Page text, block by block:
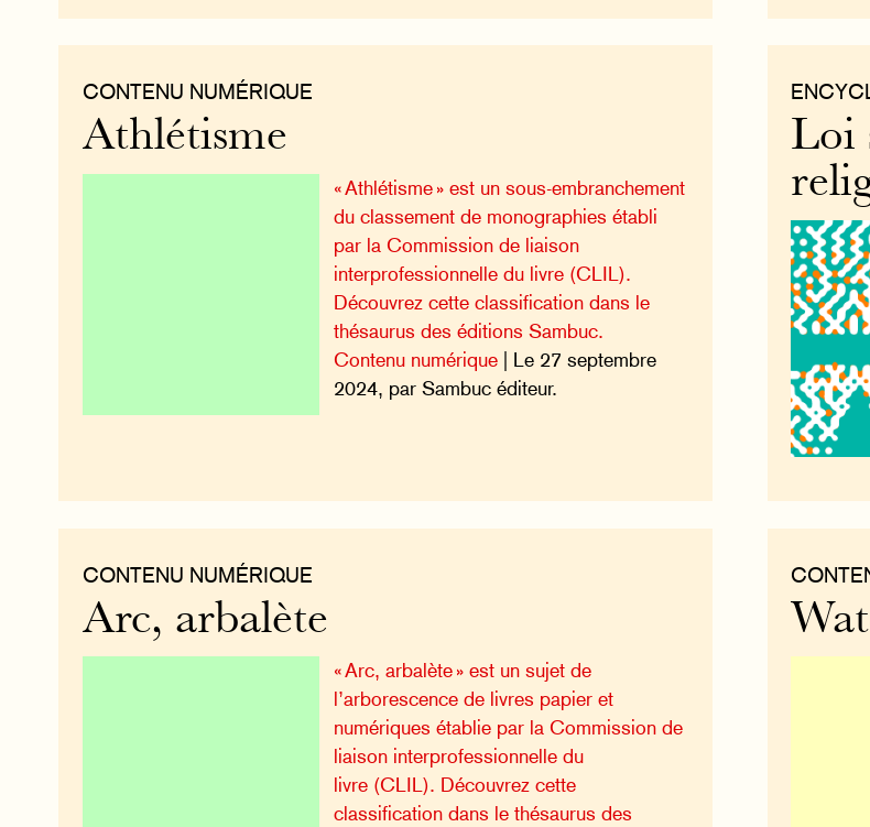
Loi
CONTENU NUMÉRIQUE
Athlétisme
« Athlétisme » est un sous-embranchement
du classement de monographies établi
par la Commission de liaison
interprofessionnelle du livre (CLIL).
Découvrez cette classification dans le
thésaurus des éditions Sambuc.
Contenu numérique | Le 27 septembre
2024, par Sambuc éditeur.
CONTENU NUMÉRIQUE
Arc, arbalète
« Arc, arbalète » est un sujet de
l’arborescence de livres papier et
numériques établie par la Commission de
liaison interprofessionnelle du
livre (CLIL). Découvrez cette
classification dans le thésaurus des